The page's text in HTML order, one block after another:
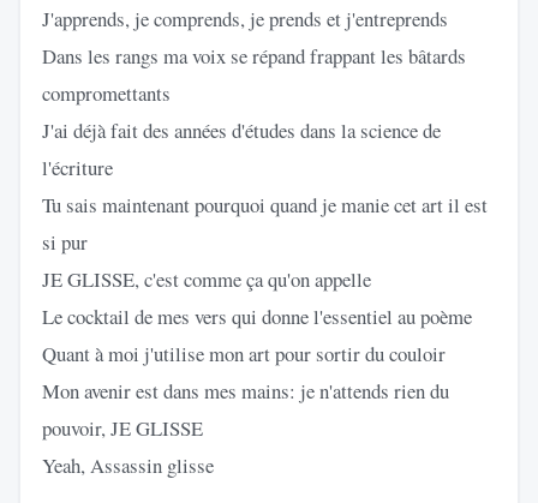
J'apprends, je comprends, je prends et j'entreprends
Dans les rangs ma voix se répand frappant les bâtards
compromettants
J'ai déjà fait des années d'études dans la science de
l'écriture
Tu sais maintenant pourquoi quand je manie cet art il est
si pur
JE GLISSE, c'est comme ça qu'on appelle
Le cocktail de mes vers qui donne l'essentiel au poème
Quant à moi j'utilise mon art pour sortir du couloir
Mon avenir est dans mes mains: je n'attends rien du
pouvoir, JE GLISSE
Yeah, Assassin glisse